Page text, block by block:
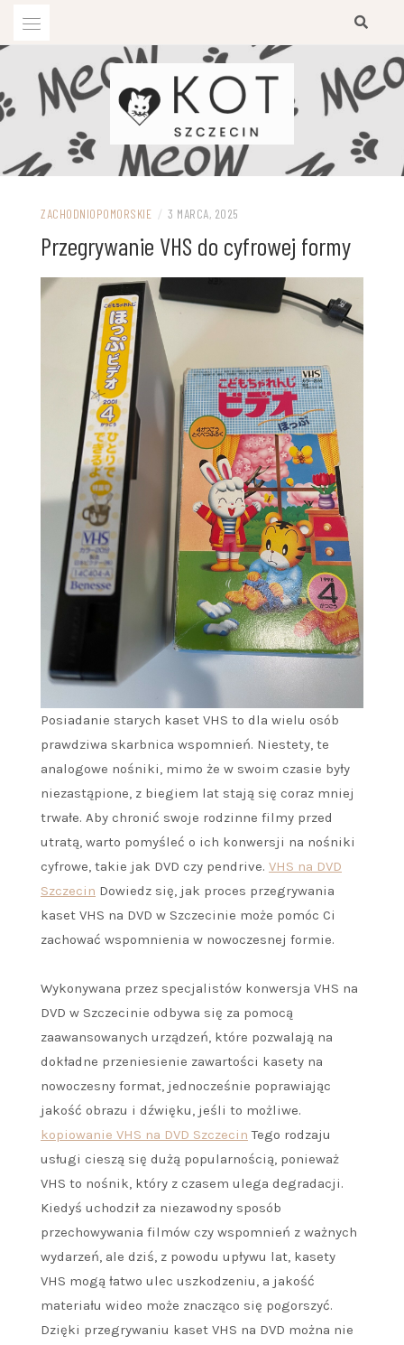
treści
ZACHODNIOPOMORSKIE / 3 MARCA, 2025
Przegrywanie VHS do cyfrowej formy
Posiadanie starych kaset VHS to dla wielu osób
prawdziwa skarbnica wspomnień. Niestety, te
analogowe nośniki, mimo że w swoim czasie były
niezastąpione, z biegiem lat stają się coraz mniej
trwałe. Aby chronić swoje rodzinne filmy przed
utratą, warto pomyśleć o ich konwersji na nośniki
cyfrowe, takie jak DVD czy pendrive. VHS na DVD
Szczecin Dowiedz się, jak proces przegrywania
kaset VHS na DVD w Szczecinie może pomóc Ci
zachować wspomnienia w nowoczesnej formie.
Wykonywana przez specjalistów konwersja VHS na
DVD w Szczecinie odbywa się za pomocą
zaawansowanych urządzeń, które pozwalają na
dokładne przeniesienie zawartości kasety na
nowoczesny format, jednocześnie poprawiając
jakość obrazu i dźwięku, jeśli to możliwe.
kopiowanie VHS na DVD Szczecin Tego rodzaju
usługi cieszą się dużą popularnością, ponieważ
VHS to nośnik, który z czasem ulega degradacji.
Kiedyś uchodził za niezawodny sposób
przechowywania filmów czy wspomnień z ważnych
wydarzeń, ale dziś, z powodu upływu lat, kasety
VHS mogą łatwo ulec uszkodzeniu, a jakość
materiału wideo może znacząco się pogorszyć.
Dzięki przegrywaniu kaset VHS na DVD można nie